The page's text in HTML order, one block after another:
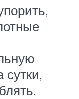
сутки,